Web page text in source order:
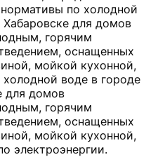
по холодной
для домов
горячим
оснащенных
мойкой кухонной,
воде в городе
для домов
горячим
оснащенных
мойкой кухонной,
электроэнергии.